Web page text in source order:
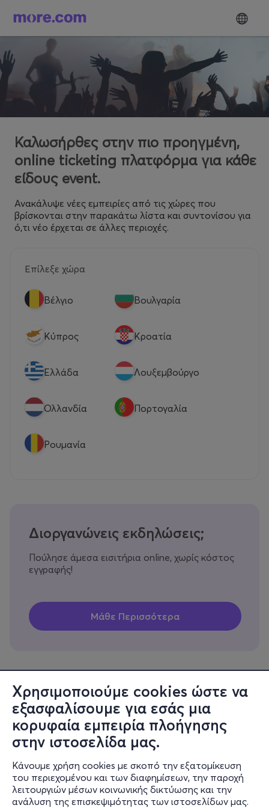
Χρησιμοποιούμε cookies ώστε να
εξασφαλίσουμε για εσάς μια
κορυφαία εμπειρία πλοήγησης
στην ιστοσελίδα μας.
Κάνουμε χρήση cookies με σκοπό την εξατομίκευση
του περιεχομένου και των διαφημίσεων, την παροχή
λειτουργιών μέσων κοινωνικής δικτύωσης και την
ανάλυση της επισκεψιμότητας των ιστοσελίδων μας.
Καλωσήρθες στην πιο προηγμένη,
online ticketing πλατφόρμα για κάθε
είδους event.
Ανακάλυψε νέες εμπειρίες από τις χώρες που
βρίσκονται στην παρακάτω λίστα και συντονίσου για
ό,τι νέο έρχεται σε άλλες περιοχές.
Επίλεξε χώρα
Βέλγιο Βουλγαρία
Κύπρος Κροατία
Eλλάδα Λουξεμβούργο
Ολλανδία Πορτογαλία
Ρουμανία
Διοργανώνεις εκδηλώσεις;
Πούλησε άμεσα εισιτήρια online, χωρίς κόστος
εγγραφής!
Πληροφορίες
Υποστήριξη
Stay Connected